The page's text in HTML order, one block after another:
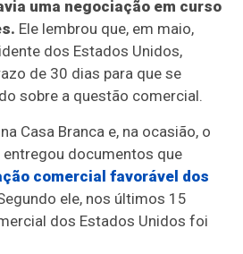
uma negociação em curso
Ele lembrou que, em maio,
dos Estados Unidos,
de 30 dias para que se
sobre a questão comercial.
Casa Branca e, na ocasião, o
documentos que
comercial favorável dos
ele, nos últimos 15
dos Estados Unidos foi